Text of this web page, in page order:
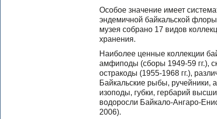
Особое значение имеет
эндемичной байкальской
музея собрано 17 видов
хранения.
Наиболее ценные коллекции
амфиподы (сборы 1949-59 гг.),
остракоды (1955-1968 гг.),
Байкальские рыбы,
изоподы, губки, гербарий
водоросли Байкало-Ангаро-
2006).